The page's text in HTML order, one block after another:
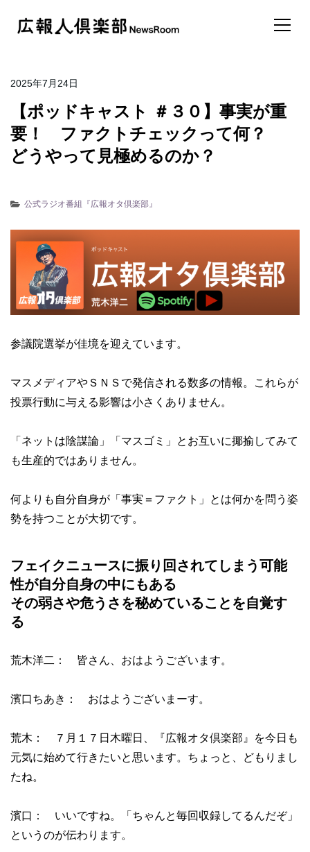
2025年7月24日
【ポッドキャスト ＃３０】事実が重
要！ ファクトチェックって何？
どうやって見極めるのか？
公式ラジオ番組『広報オタ倶楽部』
参議院選挙が佳境を迎えています。
マスメディアやＳＮＳで発信される数多の情報。これらが
投票行動に与える影響は小さくありません。
「ネットは陰謀論」「マスゴミ」とお互いに揶揄してみて
も生産的ではありません。
何よりも自分自身が「事実＝ファクト」とは何かを問う姿
勢を持つことが大切です。
フェイクニュースに振り回されてしまう可能
性が自分自身の中にもある
その弱さや危うさを秘めていることを自覚す
る
荒木洋二： 皆さん、おはようございます。
濱口ちあき： おはようございまーす。
荒木： ７月１７日木曜日、『広報オタ倶楽部』を今日も
元気に始めて行きたいと思います。ちょっと、どもりまし
たね。
濱口： いいですね。「ちゃんと毎回収録してるんだぞ」
というのが伝わります。